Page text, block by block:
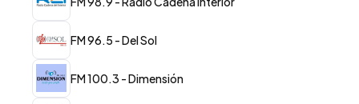
FM 96.5 - Del Sol
FM 100.3 - Dimensión